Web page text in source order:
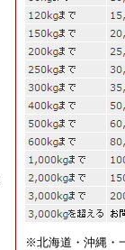
※北海道・沖縄・